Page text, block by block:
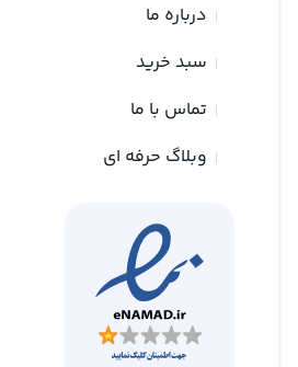
درباره ما
سبد خرید
تماس با ما
وبلاگ حرفه ای